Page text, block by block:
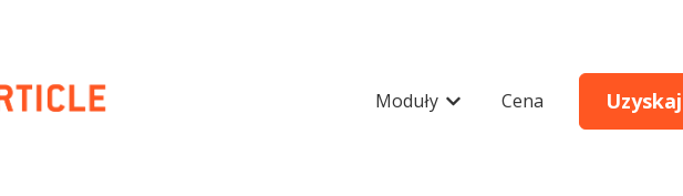
Moduły Pokaż podmenu do Moduły
Cena